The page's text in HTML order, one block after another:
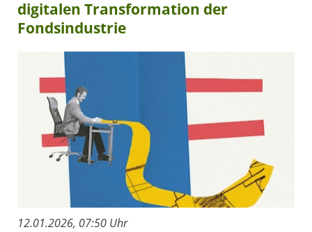
digitalen Transformation der
Fondsindustrie
12.01.2026, 07:50 Uhr